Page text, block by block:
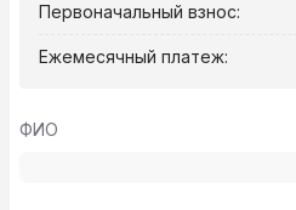
Первоначальный взнос:
Ежемесячный платеж:
ФИО